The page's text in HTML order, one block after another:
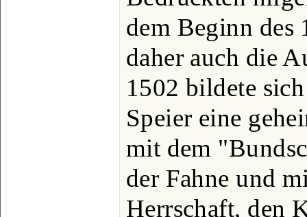
dem Beginn des
daher auch die
1502 bildete
Speier eine
mit dem
der Fahne und
Herrschaft, den